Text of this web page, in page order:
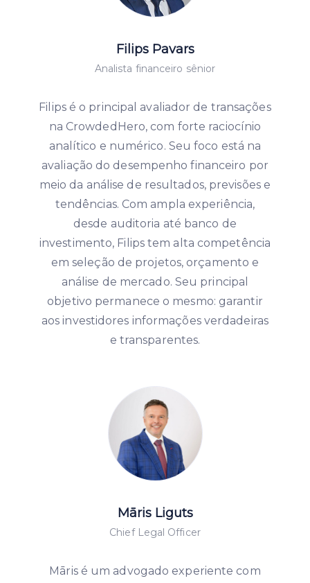
Filips Pavars
Analista financeiro sênior
Filips é o principal avaliador de transações
na CrowdedHero, com forte raciocínio
analítico e numérico. Seu foco está na
avaliação do desempenho financeiro por
meio da análise de resultados, previsões e
tendências. Com ampla experiência,
desde auditoria até banco de
investimento, Filips tem alta competência
em seleção de projetos, orçamento e
análise de mercado. Seu principal
objetivo permanece o mesmo: garantir
aos investidores informações verdadeiras
e transparentes.
Māris Liguts
Chief Legal Officer
Māris é um advogado experiente com